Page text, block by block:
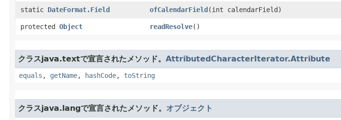
static DateFormat.Field ofCalendarField​(int calendarField)
protected Object readResolve()
クラスjava.textで宣言されたメソッド。 AttributedCharacterIterator.Attribute
equals , getName, hashCode, toString
クラスjava.langで宣言されたメソッド。 オブジェクト